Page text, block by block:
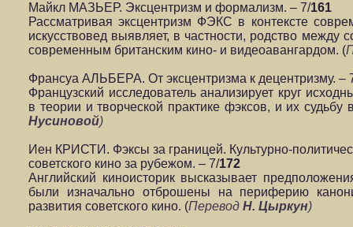
Майкл МАЗЬЕР. Эксцентризм и формализм. – 7/161
Рассматривая эксцентризм ФЭКС в контексте
искусствовед выявляет, в частности, родство между
современным британским кино- и видеоавангардом. (
Франсуа АЛЬБЕРА. От эксцентризма к децентризму. –
Французский исследователь анализирует круг
в теории и творческой практике фэксов, и их
Нусиновой)
Иен КРИСТИ. Фэксы за границей. Культурно-
советского кино за рубежом. – 7/172
Английский киноисторик высказывает
были изначально отброшены на периферию
развития советского кино. (Перевод Н. Цыркун)